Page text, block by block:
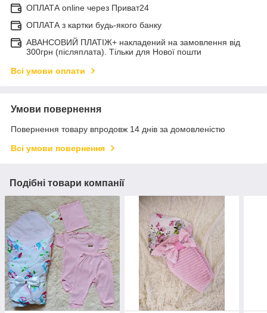
ОПЛАТА online через Приват24
ОПЛАТА з картки будь-якого банку
АВАНСОВИЙ ПЛАТІЖ+ накладений на замовлення від
300грн (післяплата). Тільки для Нової пошти
Всі умови оплати
Умови повернення
Повернення товару впродовж 14 днів за домовленістю
Всі умови повернення
Подібні товари компанії